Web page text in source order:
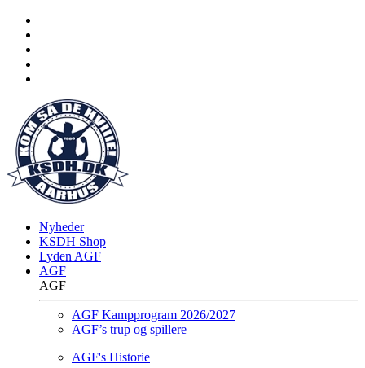
Nyheder
KSDH Shop
Lyden AGF
AGF
AGF
AGF Kampprogram 2026/2027
AGF’s trup og spillere
AGF's Historie